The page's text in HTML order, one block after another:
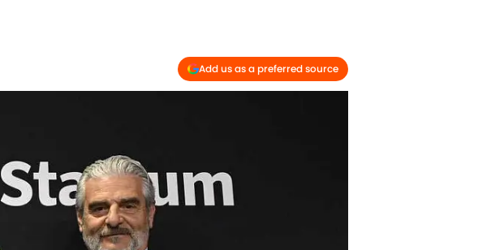
Add us as a preferred source